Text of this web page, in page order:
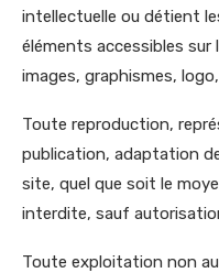
intellectuelle ou détient
éléments accessibles
images, graphismes,
Toute reproduction,
publication, adaptation
site, quel que soit le
interdite, sauf
Toute exploitation non